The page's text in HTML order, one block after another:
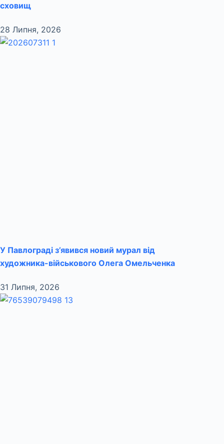
сховищ
28 Липня, 2026
У Павлограді з’явився новий мурал від
художника-військового Олега Омельченка
31 Липня, 2026